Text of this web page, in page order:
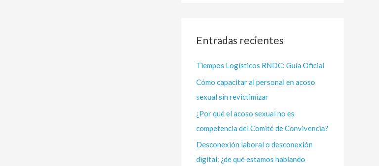
a
p
o
r
:
Entradas recientes
Tiempos Logísticos RNDC: Guía Oficial
Cómo capacitar al personal en acoso
sexual sin revictimizar
¿Por qué el acoso sexual no es
competencia del Comité de Convivencia?
Desconexión laboral o desconexión
digital: ¿de qué estamos hablando